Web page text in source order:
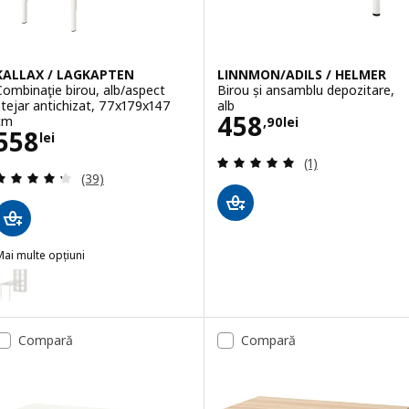
/ LAGKAPTEN
birou, alb/aspect
antichizat, 77x179x147
lei
558lei
Evaluare: 4.3 din 5 stele. Total recenzii:
(39)
multe opțiuni
/ LAGKAPTEN
KALLAX / LAGKAPTEN, Combinaţie birou, alb, 77x179x147
LINNMON/ADILS / HELMER
Birou și ansamblu depozitare,
alb
458,90lei
Preţ 458,90lei
Evaluare: 5 din
(1)
Compară Compară